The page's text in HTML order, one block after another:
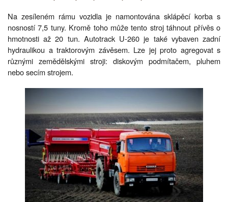
Na zesíleném rámu vozidla je namontována sklápěcí korba s
nosností 7,5 tuny. Kromě toho může tento stroj táhnout přívěs o
hmotnosti až 20 tun. Autotrack U-260 je také vybaven zadní
hydraulikou a traktorovým závěsem. Lze jej proto agregovat s
různými zemědělskými stroji: diskovým podmítačem, pluhem
nebo secím strojem.